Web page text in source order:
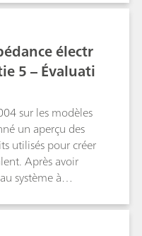
correlating
across
and
introduced probe-
simultaneous
a powerful tool to
coatings.
électr
5 – Évaluati
sur les modèles
un aperçu des
utilisés pour créer
Après avoir
système à
paramètres du
non